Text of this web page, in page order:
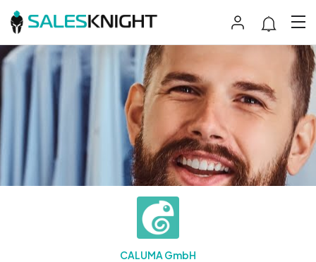
CALUMA GmbH